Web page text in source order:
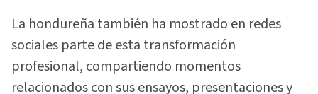
La hondureña también ha mostrado en redes
sociales parte de esta transformación
profesional, compartiendo momentos
relacionados con sus ensayos, presentaciones y